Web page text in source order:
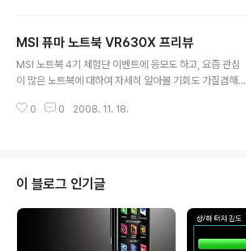
트에 응모하려고 합니다. TG삼보와 세이브데이타가 함께
하는 “TG삼보 외장하드 TG-RM25SS 출시기념 필드 테
스터 모집” 이벤트는 1월 2일부터 1월 13일까지 진행되고
었으면 좋겠지만 응모하실 다른 분들에게도 행운을 빌어드
MSI 퓨마 노트북 VR630X 프리뷰
MSI 노트북 4기 체험단 이벤트에 응모도 하고, 요즘 관심
이 많은 노트북에 대하여 자세히 알아볼 기회도 가질겸해
저렴한 가격에 여기저기 홍보할 수 있는 기업측에 더 좋은
= 3,577,000원밖에 안됩니다. 4백만원도 안되는 금액으
로 블로그 여기저기 체험단에 응모하기 위한 포스팅을 쓰
게 해서 그 몇배 아니 몇십배, 몇백배의 홍보효과를 누릴수
있지요. 하지만, 이런 사실을 아는 저도 이번 이벤트는 뿌리
칠수 없는 유혹이라 어쩔수 없이 이렇게 이벤트에 응모하
0 0 2008. 11. 18.
이 블로그 인기글